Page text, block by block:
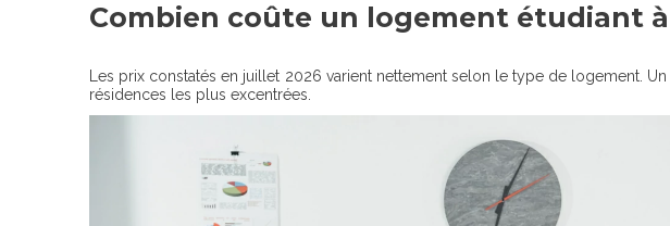
Combien coûte un logement étudiant à
Les prix constatés en juillet 2026 varient nettement selon le type de logement. Un
résidences les plus excentrées.